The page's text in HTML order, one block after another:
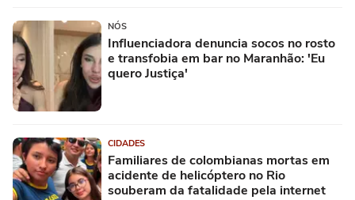
NÓS
Influenciadora denuncia socos no rosto
e transfobia em bar no Maranhão: 'Eu
quero Justiça'
CIDADES
Familiares de colombianas mortas em
acidente de helicóptero no Rio
souberam da fatalidade pela internet